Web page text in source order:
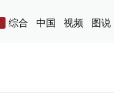
综合 中国 视频 图说